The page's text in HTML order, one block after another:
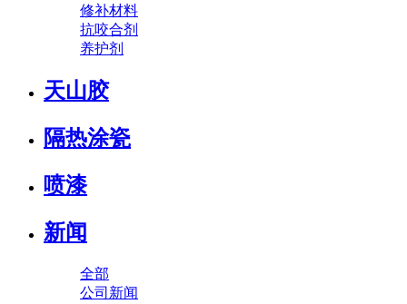
修补材料
抗咬合剂
养护剂
天山胶
隔热涂瓷
喷漆
新闻
全部
公司新闻